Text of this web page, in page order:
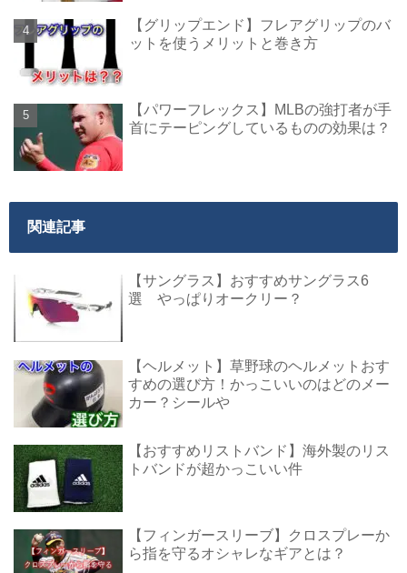
【グリップエンド】フレアグリップのバ
ットを使うメリットと巻き方
【パワーフレックス】MLBの強打者が手
首にテーピングしているものの効果は？
関連記事
【サングラス】おすすめサングラス6
選 やっぱりオークリー？
【ヘルメット】草野球のヘルメットおす
すめの選び方！かっこいいのはどのメー
カー？シールや
【おすすめリストバンド】海外製のリス
トバンドが超かっこいい件
【フィンガースリーブ】クロスプレーか
ら指を守るオシャレなギアとは？